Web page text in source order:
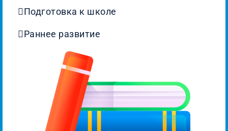
Подготовка к школе
Раннее развитие